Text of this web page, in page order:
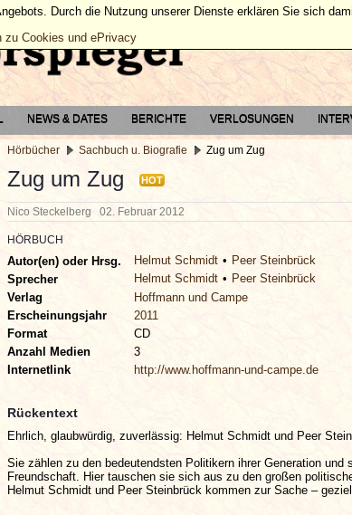
NEWS & DATES BERICHTE VERLOSUNGEN
Hörbücher Sachbuch u. Biografie Zug um Zug
Zug um Zug HOT
Nico Steckelberg 02. Februar 2012
HÖRBUCH
Autor(en) oder Hrsg. Helmut Schmidt
Peer Steinbrück
Sprecher
Helmut Schmidt
Peer Steinbrück
Verlag
Hoffmann und Campe
Erscheinungsjahr
2011
Format
CD
Anzahl Medien
3
Internetlink
http://www.hoffmann-und-campe.de
Rückentext
Ehrlich, glaubwürdig, zuverlässig: Helmut Schmidt und Peer
Sie zählen zu den bedeutendsten Politikern ihrer Generation und
Freundschaft. Hier tauschen sie sich aus zu den großen
Helmut Schmidt und Peer Steinbrück kommen zur Sache –
Durch die Nutzung unserer Dienste erklären Sie sich
zu Cookies und ePrivacy